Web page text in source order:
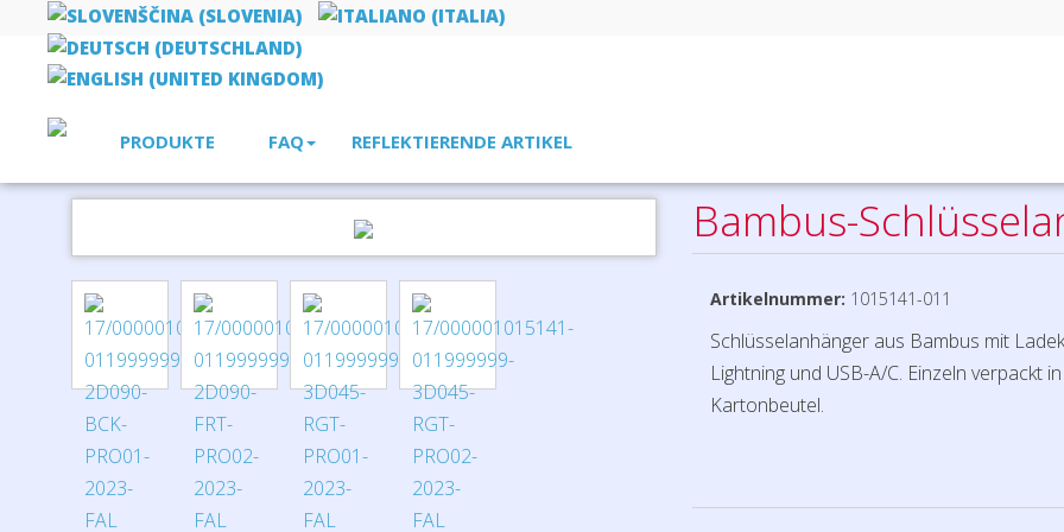
PRODUKTE FAQ REFLEKTIERENDE ARTIKEL
Technologie Bambus-Schlüsselanhänger Sutton
Bambus-
Artikelnummer: 1015141-011
Schlüsselanhänger aus Bambus mit
Lightning und USB-A/C. Einzeln verpackt
Kartonbeutel.